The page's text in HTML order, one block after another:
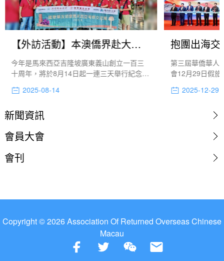
【外訪活動】本澳僑界赴大馬參紀念抗戰勝利活動
今年是馬來西亞吉隆坡廣東義山創立一百三
十周年，將於8月14日起一連三天舉行紀念抗
園、南僑機工紀念館開幕儀式暨南僑機工回
澳門歸僑總會、緬華筆友協會組織緬華筆友
列重要紀念活動。
2025-08-14
第三屆華僑華人
會12月29日假旅
內地及海外僑界
2025-12-29
新聞資訊
會員大會
會刊
Copyright © 2026 Association Of Returned Overseas Chinese
Macau